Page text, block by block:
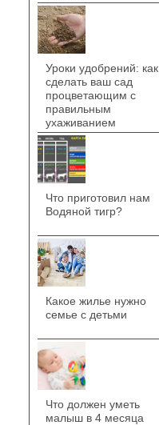
Уроки удобрений: как
сделать ваш сад
процветающим с
правильным
ухаживанием
Что приготовил нам
Водяной тигр?
Какое жилье нужно
семье с детьми
Что должен уметь
малыш в 4 месяца